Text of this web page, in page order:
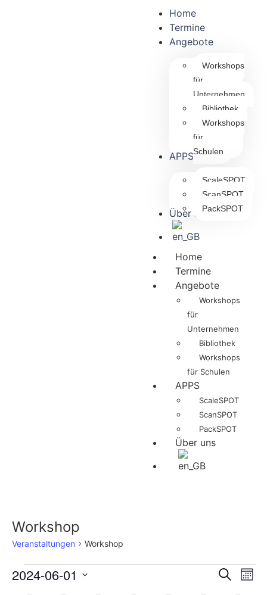
Home
Termine
Angebote
Workshops
für
Unternehmen
Bibliothek
Workshops
für
Schulen
APPS
ScaleSPOT
ScanSPOT
PackSPOT
Über uns
Home
Termine
Angebote
Workshops
für
Unternehmen
Bibliothek
Workshops
für Schulen
APPS
ScaleSPOT
ScanSPOT
PackSPOT
Über uns
Workshop
Veranstaltungen Workshop
Suche
2024-06-01